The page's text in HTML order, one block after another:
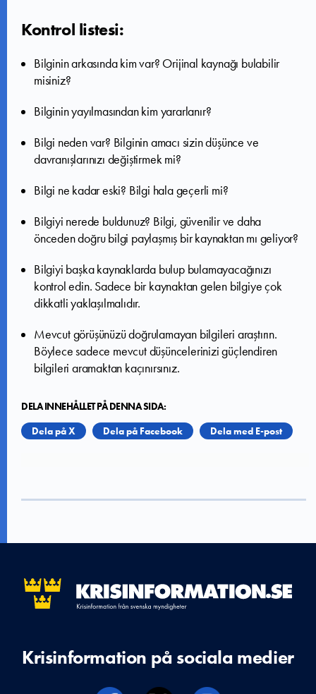
Kontrol listesi:
Bilginin arkasında kim var? Orijinal kaynağı bulabilir
misiniz?
Bilginin yayılmasından kim yararlanır?
Bilgi neden var? Bilginin amacı sizin düşünce ve
davranışlarınızı değiştirmek mi?
Bilgi ne kadar eski? Bilgi hala geçerli mi?
Bilgiyi nerede buldunuz? Bilgi, güvenilir ve daha
önceden doğru bilgi paylaşmış bir kaynaktan mı geliyor?
Bilgiyi başka kaynaklarda bulup bulamayacağınızı
kontrol edin. Sadece bir kaynaktan gelen bilgiye çok
dikkatli yaklaşılmalıdır.
Mevcut görüşünüzü doğrulamayan bilgileri araştırın.
Böylece sadece mevcut düşüncelerinizi güçlendiren
bilgileri aramaktan kaçınırsınız.
DELA INNEHÅLLET PÅ DENNA SIDA:
Dela på X
Dela på Facebook Dela med E-post
Krisinformation på sociala medier